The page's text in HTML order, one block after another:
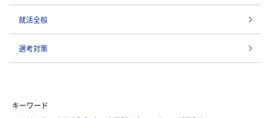
就活全般
選考対策
キーワード